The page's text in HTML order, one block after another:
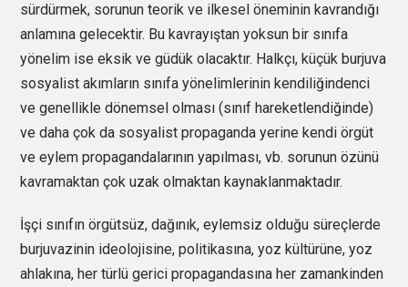
sürdürmek, sorunun teorik ve ilkesel öneminin kavrandığı
anlamına gelecektir. Bu kavrayıştan yoksun bir sınıfa
yönelim ise eksik ve güdük olacaktır. Halkçı, küçük burjuva
sosyalist akımların sınıfa yönelimlerinin kendiliğindenci
ve genellikle dönemsel olması (sınıf hareketlendiğinde)
ve daha çok da sosyalist propaganda yerine kendi örgüt
ve eylem propagandalarının yapılması, vb. sorunun özünü
kavramaktan çok uzak olmaktan kaynaklanmaktadır.
İşçi sınıfın örgütsüz, dağınık, eylemsiz olduğu süreçlerde
burjuvazinin ideolojisine, politikasına, yoz kültürüne, yoz
ahlakına, her türlü gerici propagandasına her zamankinden